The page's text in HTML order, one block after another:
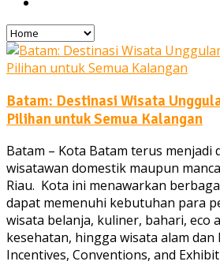
Batam: Destinasi Wisata
Pilihan untuk Semua Kalangan
Batam – Kota Batam terus menjadi
wisatawan domestik maupun
Riau. Kota ini menawarkan
dapat memenuhi kebutuhan para
wisata belanja, kuliner, bahari, eco
kesehatan, hingga wisata alam dan
Incentives, Conventions, and